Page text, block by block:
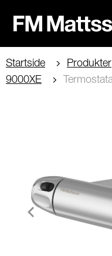
Startside Produkter
9000XE